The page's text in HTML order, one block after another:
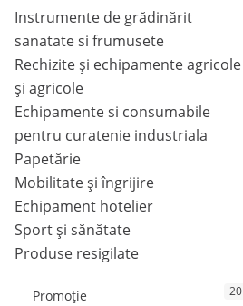
Instrumente de grădinărit
sanatate si frumusete
Rechizite și echipamente agricole
și agricole
Echipamente si consumabile
pentru curatenie industriala
Papetărie
Mobilitate și îngrijire
Echipament hotelier
Sport și sănătate
Produse resigilate
Promoție 20